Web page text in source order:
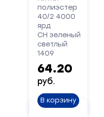
полиэстер
40/2 4000
ярд
СН зеленый
светлый
1409
64.20
руб.
В корзину